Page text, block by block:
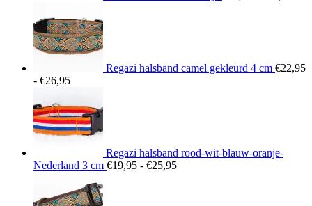
Regazi halsband camel gekleurd 4 cm €22,95
- €26,95Prijsklasse:
tot
€26,95
Regazi halsband rood-wit-blauw-oranje-
Nederland 3 cm €19,95 - €25,95Prijsklasse: